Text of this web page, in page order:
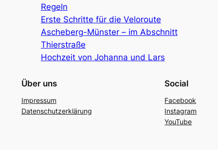
Regeln
Erste Schritte für die Veloroute
Ascheberg-Münster – im Abschnitt
Thierstraße
Hochzeit von Johanna und Lars
Über uns
Impressum
Datenschutzerklärung
Social
Facebook
Instagram
YouTube